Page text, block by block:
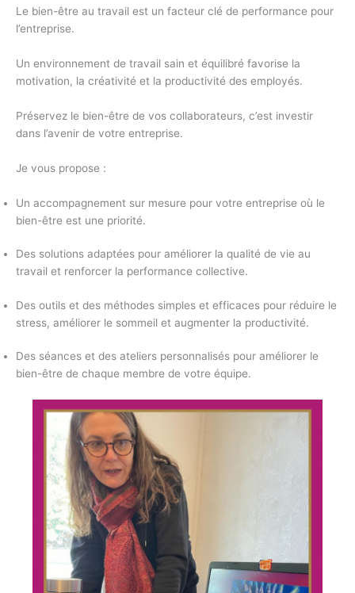
Le bien-être au travail est un facteur clé de performance pour
l’entreprise.
Un environnement de travail sain et équilibré favorise la
motivation, la créativité et la productivité des employés.
Préservez le bien-être de vos collaborateurs, c’est investir
dans l’avenir de votre entreprise.
Je vous propose :
Un accompagnement sur mesure pour votre entreprise où le
bien-être est une priorité.
Des solutions adaptées pour améliorer la qualité de vie au
travail et renforcer la performance collective.
Des outils et des méthodes simples et efficaces pour réduire le
stress, améliorer le sommeil et augmenter la productivité.
Des séances et des ateliers personnalisés pour améliorer le
bien-être de chaque membre de votre équipe.